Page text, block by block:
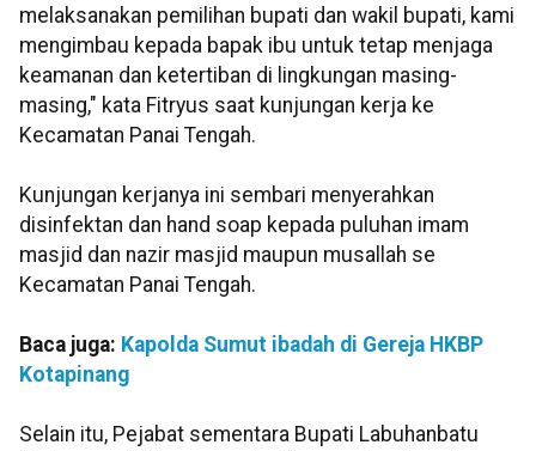
melaksanakan pemilihan bupati dan wakil bupati, kami
mengimbau kepada bapak ibu untuk tetap menjaga
keamanan dan ketertiban di lingkungan masing-
masing," kata Fitryus saat kunjungan kerja ke
Kecamatan Panai Tengah.
Kunjungan kerjanya ini sembari menyerahkan
disinfektan dan hand soap kepada puluhan imam
masjid dan nazir masjid maupun musallah se
Kecamatan Panai Tengah.
Baca juga: Kapolda Sumut ibadah di Gereja HKBP
Kotapinang
Selain itu, Pejabat sementara Bupati Labuhanbatu